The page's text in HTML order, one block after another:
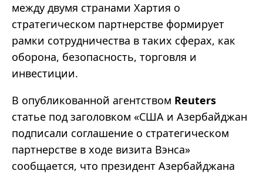
между двумя странами Хартия о
стратегическом партнерстве формирует
рамки сотрудничества в таких сферах, как
оборона, безопасность, торговля и
инвестиции.
В опубликованной агентством Reuters
статье под заголовком «США и Азербайджан
подписали соглашение о стратегическом
партнерстве в ходе визита Вэнса»
сообщается, что президент Азербайджана